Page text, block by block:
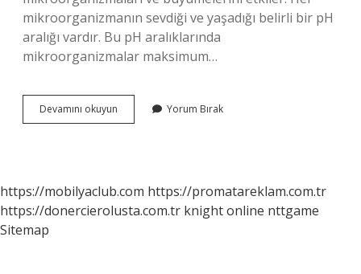
mikroorganizmanın sevdiği ve yaşadığı belirli bir pH
aralığı vardır. Bu pH aralıklarında
mikroorganizmalar maksimum…
Devamını okuyun Bakterilerde
Üreme
Yorum Bırak
https://mobilyaclub.com https://promatareklam.com.tr
https://donercierolusta.com.tr knight online nttgame
Sitemap